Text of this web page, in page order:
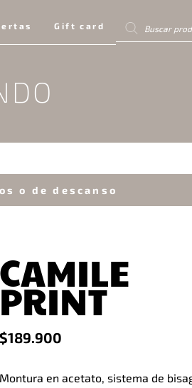
Gift card
Búsqueda
de
productos
o de descanso
CAMILE
PRINT
$189.900
Montura en acetato, sistema de